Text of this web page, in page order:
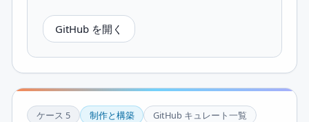
GitHub を開く
ケース 5 制作と構築 GitHub キュレート一覧